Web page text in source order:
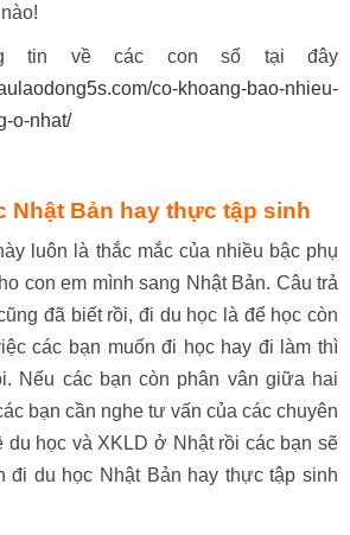
tin về các con số tại đây
co-khoang-bao-nhieu-
o-nhat/
Nhật Bản hay thực tập sinh
luôn là thắc mắc của nhiều bậc phụ
con em mình sang Nhật Bản. Câu trả
đã biết rồi, đi du học là để học còn
các bạn muốn đi học hay đi làm thì
Nếu các bạn còn phân vân giữa hai
bạn cần nghe tư vấn của các chuyên
du học và XKLD ở Nhật rồi các bạn sẽ
đi du học Nhật Bản hay thực tập sinh